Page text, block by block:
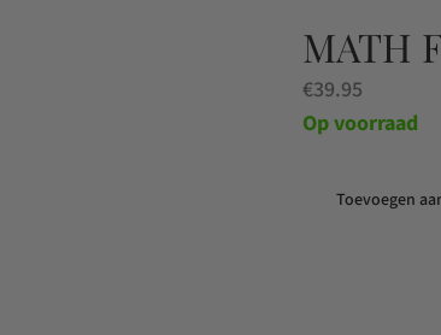
MATH
€39.95
Op voorraad
MathToevoegen